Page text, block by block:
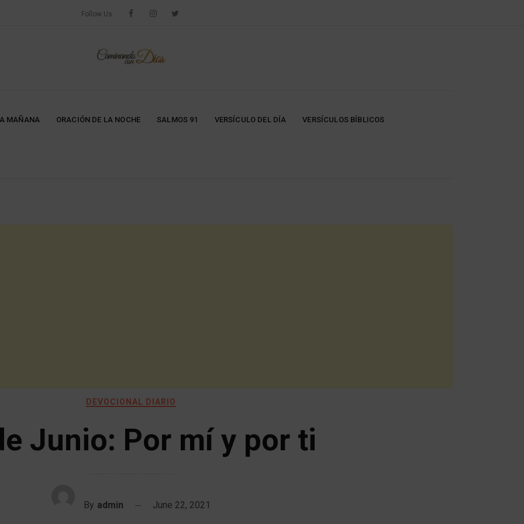
Follow Us
MAÑANA ORACIÓN DE LA NOCHE SALMOS 91 VERSÍCULO DEL DÍA VERSÍCULOS BÍBLICOS
DEVOCIONAL DIARIO
Junio: Por mí y por ti
By admin June 22, 2021